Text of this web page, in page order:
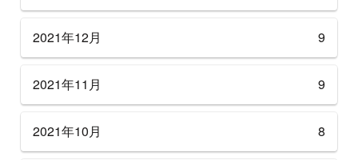
2021年12月 9
2021年11月 9
2021年10月 8